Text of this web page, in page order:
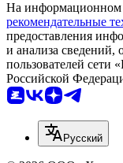
На информационном
рекомендательные
предоставления
и анализа сведений,
пользователей сети
Российской
Русский